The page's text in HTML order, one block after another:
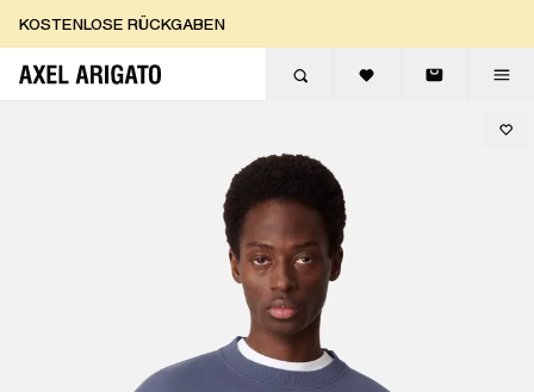
Zum Inhalt springen
KOSTENLOSE RÜCKGABEN
KOSTENLOSE EXPRESSLIEFERUNG